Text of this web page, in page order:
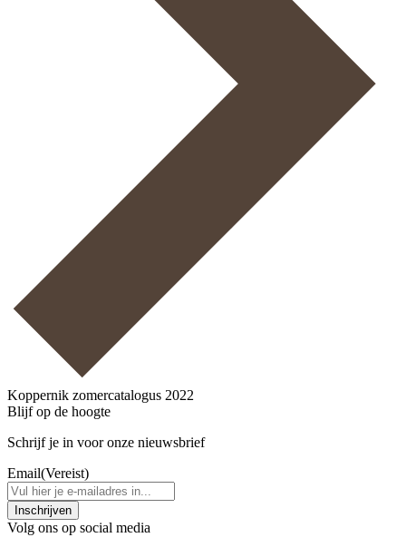
Koppernik zomercatalogus 2022
Blijf op de hoogte
Schrijf je in voor onze nieuwsbrief
Email(Vereist)
Inschrijven
Volg ons op social media